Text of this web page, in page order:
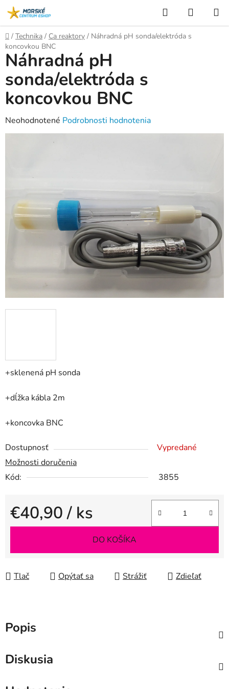
Prejsť
na
obsah
Hľadať
KOŠÍK
Domov
/ Technika / Ca reaktory / Náhradná pH sonda/elektróda s
koncovkou BNC
+sklenená pH sonda
+dĺžka kábla 2m
+koncovka BNC
Dostupnosť
Vypredané
Možnosti doručenia
Kód:
3855
€40,90/ ks
Jednotková cena:
DO KOŠÍKA
Tlač Opýtať sa Strážiť Zdieľať
Náhradná pH
sonda/elektróda s
koncovkou BNC
Priemerné
hodnotenie
hviezdičiek.
Neohodnotené Podrobnosti hodnotenia
Popis
Diskusia